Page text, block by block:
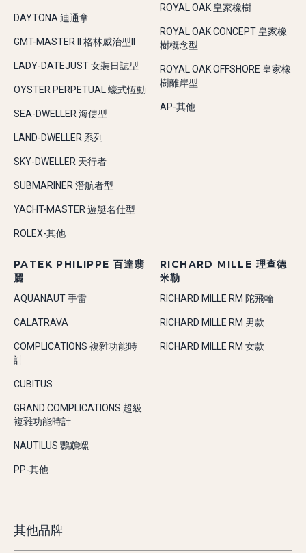
DAYTONA 迪通拿
GMT-MASTER II 格林威治型II
LADY-DATEJUST 女裝日誌型
OYSTER PERPETUAL 蠔式恆動
SEA-DWELLER 海使型
LAND-DWELLER 系列
SKY-DWELLER 天行者
SUBMARINER 潛航者型
YACHT-MASTER 遊艇名仕型
ROLEX-其他
ROYAL OAK 皇家橡樹
ROYAL OAK CONCEPT 皇家橡
樹概念型
ROYAL OAK OFFSHORE 皇家橡
樹離岸型
AP-其他
PATEK PHILIPPE 百達翡
麗
AQUANAUT 手雷
CALATRAVA
COMPLICATIONS 複雜功能時
計
CUBITUS
GRAND COMPLICATIONS 超級
複雜功能時計
NAUTILUS 鸚鵡螺
PP-其他
RICHARD MILLE 理查德
米勒
RICHARD MILLE RM 陀飛輪
RICHARD MILLE RM 男款
RICHARD MILLE RM 女款
其他品牌